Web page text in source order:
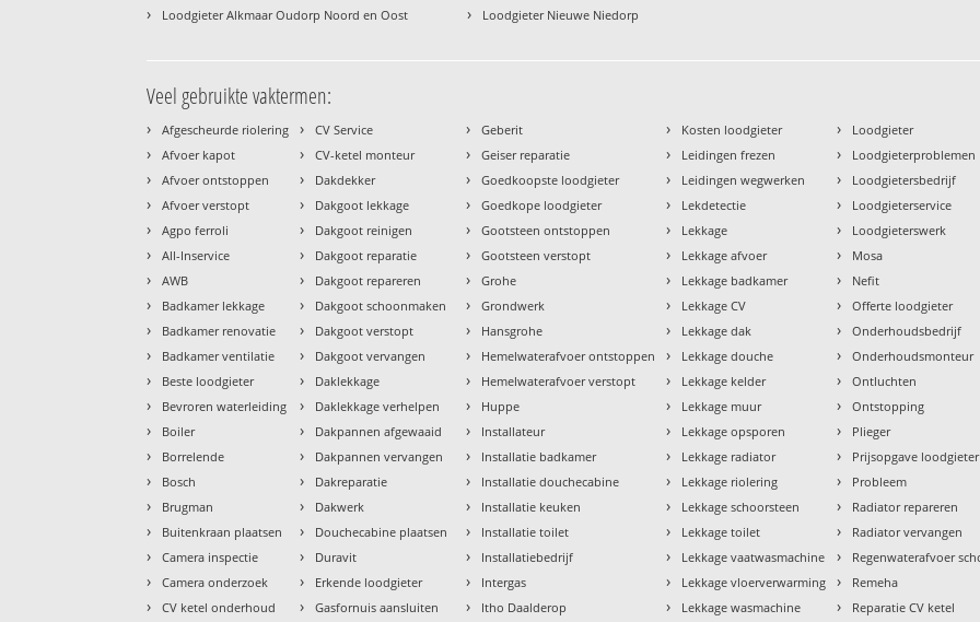
› Loodgieter Alkmaar Oudorp Noord en Oost › Loodgieter Nieuwe Niedorp
Veel gebruikte vaktermen:
› Afgescheurde riolering
› Afvoer kapot
› Afvoer ontstoppen
› Afvoer verstopt
› Agpo ferroli
› All-Inservice
› AWB
› Badkamer lekkage
› Badkamer renovatie
› Badkamer ventilatie
› Beste loodgieter
› Bevroren waterleiding
› Boiler
› Borrelende
› Bosch
› Brugman
› Buitenkraan plaatsen
› Camera inspectie
› Camera onderzoek
› CV ketel onderhoud
› CV Service
› CV-ketel monteur
› Dakdekker
› Dakgoot lekkage
› Dakgoot reinigen
› Dakgoot reparatie
› Dakgoot repareren
› Dakgoot schoonmaken
› Dakgoot verstopt
› Dakgoot vervangen
› Daklekkage
› Daklekkage verhelpen
› Dakpannen afgewaaid
› Dakpannen vervangen
› Dakreparatie
› Dakwerk
› Douchecabine plaatsen
› Duravit
› Erkende loodgieter
› Gasfornuis aansluiten
› Geberit
› Geiser reparatie
› Goedkoopste loodgieter
› Goedkope loodgieter
› Gootsteen ontstoppen
› Gootsteen verstopt
› Grohe
› Grondwerk
› Hansgrohe
› Hemelwaterafvoer ontstoppen
› Hemelwaterafvoer verstopt
› Huppe
› Installateur
› Installatie badkamer
› Installatie douchecabine
› Installatie keuken
› Installatie toilet
› Installatiebedrijf
› Intergas
› Itho Daalderop
› Kosten loodgieter
› Leidingen frezen
› Leidingen wegwerken
› Lekdetectie
› Lekkage
› Lekkage afvoer
› Lekkage badkamer
› Lekkage CV
› Lekkage dak
› Lekkage douche
› Lekkage kelder
› Lekkage muur
› Lekkage opsporen
› Lekkage radiator
› Lekkage riolering
› Lekkage schoorsteen
› Lekkage toilet
› Lekkage vaatwasmachine
› Lekkage vloerverwarming
› Lekkage wasmachine
› Loodgieter
› Loodgieterproblemen
› Loodgietersbedrijf
› Loodgieterservice
› Loodgieterswerk
› Mosa
› Nefit
› Offerte loodgieter
› Onderhoudsbedrijf
› Onderhoudsmonteur
› Ontluchten
› Ontstopping
› Plieger
› Prijsopgave loodgieter
› Probleem
› Radiator repareren
› Radiator vervangen
› Regenwaterafvoer
› Remeha
› Reparatie CV ketel